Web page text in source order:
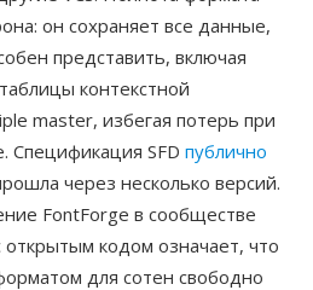
он сохраняет все данные,
представить, включая
контекстной
master, избегая потерь при
Спецификация SFD публично
через несколько версий.
FontForge в сообществе
кодом означает, что
для сотен свободно